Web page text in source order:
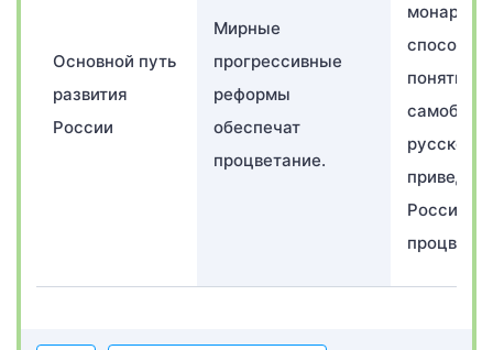
Основной путь
развития
России
Мирные
прогрессивные
реформы
обеспечат
процветание.
монарх,
понять
русского
приведет
Россию к